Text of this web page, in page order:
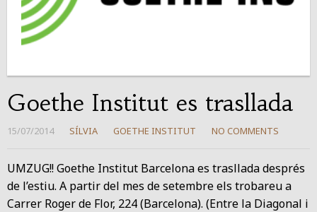
Goethe Institut es trasllada
15/07/2014 SÍLVIA GOETHE INSTITUT NO COMMENTS
UMZUG!! Goethe Institut Barcelona es trasllada després
de l’estiu. A partir del mes de setembre els trobareu a
Carrer Roger de Flor, 224 (Barcelona). (Entre la Diagonal i